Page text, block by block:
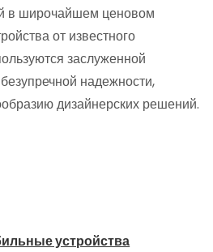
в широчайшем ценовом
от известного
заслуженной
надежности,
дизайнерских решений.
устройства